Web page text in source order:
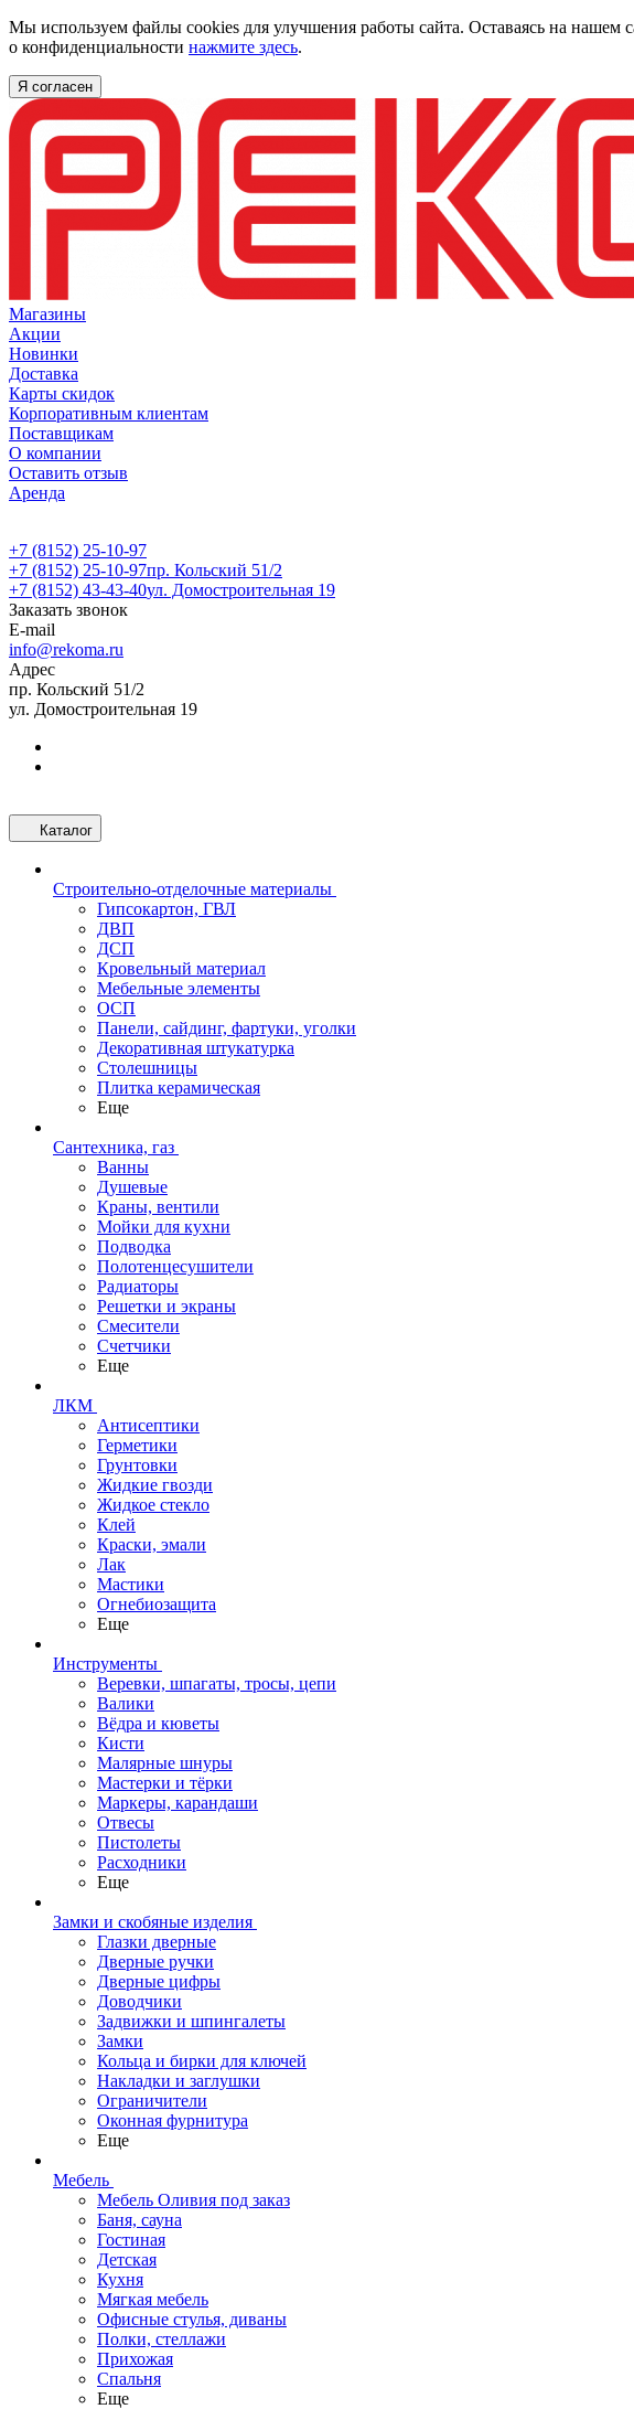
Мы используем файлы cookies для улучшения работы сайта. Оставаясь на нашем
о конфиденциальности нажмите здесь.
Я согласен
Магазины
Акции
Новинки
Доставка
Карты скидок
Корпоративным клиентам
Поставщикам
О компании
Оставить отзыв
Аренда
+7 (8152) 25-10-97
+7 (8152) 25-10-97пр. Кольский 51/2
+7 (8152) 43-43-40ул. Домостроительная 19
Заказать звонок
E-mail
info@rekoma.ru
Адрес
пр. Кольский 51/2
ул. Домостроительная 19
Каталог
Строительно-отделочные материалы
Гипсокартон, ГВЛ
ДВП
ДСП
Кровельный материал
Мебельные элементы
ОСП
Панели, сайдинг, фартуки, уголки
Декоративная штукатурка
Столешницы
Плитка керамическая
Еще
Сантехника, газ
Ванны
Душевые
Краны, вентили
Мойки для кухни
Подводка
Полотенцесушители
Радиаторы
Решетки и экраны
Смесители
Счетчики
Еще
ЛКМ
Антисептики
Герметики
Грунтовки
Жидкие гвозди
Жидкое стекло
Клей
Краски, эмали
Лак
Мастики
Огнебиозащита
Еще
Инструменты
Веревки, шпагаты, тросы, цепи
Валики
Вёдра и кюветы
Кисти
Малярные шнуры
Мастерки и тёрки
Маркеры, карандаши
Отвесы
Пистолеты
Расходники
Еще
Замки и скобяные изделия
Глазки дверные
Дверные ручки
Дверные цифры
Доводчики
Задвижки и шпингалеты
Замки
Кольца и бирки для ключей
Накладки и заглушки
Ограничители
Оконная фурнитура
Еще
Мебель
Мебель Оливия под заказ
Баня, сауна
Гостиная
Детская
Кухня
Мягкая мебель
Офисные стулья, диваны
Полки, стеллажи
Прихожая
Спальня
Еще